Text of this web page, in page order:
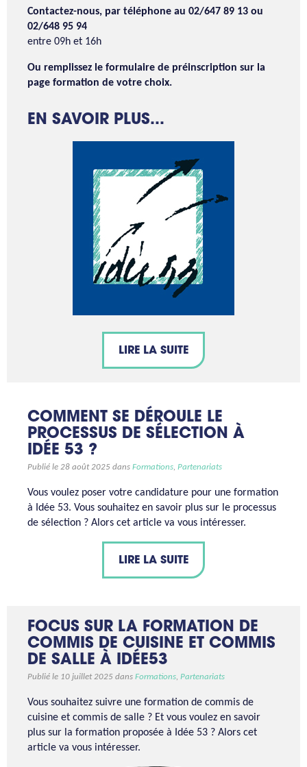
Contactez-nous, par téléphone au 02/647 89 13 ou
02/648 95 94
entre 09h et 16h
Ou remplissez le formulaire de préinscription sur la
page formation de votre choix.
EN SAVOIR PLUS...
LIRE LA SUITE
COMMENT SE DÉROULE LE
PROCESSUS DE SÉLECTION À
IDÉE 53 ?
Publié le 28 août 2025 dans Formations, Partenariats
Vous voulez poser votre candidature pour une formation
à Idée 53. Vous souhaitez en savoir plus sur le processus
de sélection ? Alors cet article va vous intéresser.
LIRE LA SUITE
FOCUS SUR LA FORMATION DE
COMMIS DE CUISINE ET COMMIS
DE SALLE À IDÉE53
Publié le 10 juillet 2025 dans Formations, Partenariats
Vous souhaitez suivre une formation de commis de
cuisine et commis de salle ? Et vous voulez en savoir
plus sur la formation proposée à Idée 53 ? Alors cet
article va vous intéresser.